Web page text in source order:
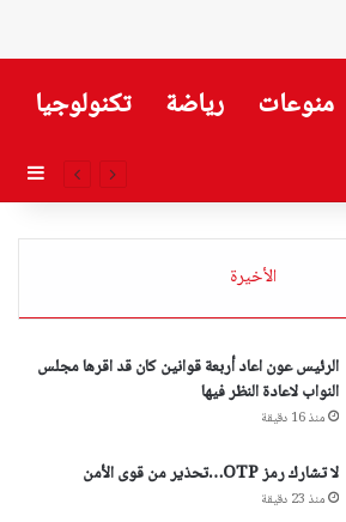
منوعات رياضة تكنولوجيا
الأخيرة
الرئيس عون اعاد أربعة قوانين كان قد اقرها مجلس
النواب لاعادة النظر فيها
منذ 16 دقيقة
لا تشارك رمز OTP…تحذير من قوى الأمن
منذ 23 دقيقة